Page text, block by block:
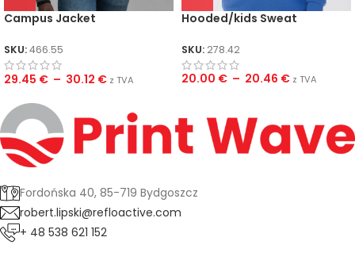
Campus Jacket
SKU:466.55
29.45 € – 30.12 € z TVA
Hooded/kids Sweat
SKU: 278.42
20.00 € – 20.46 € z TVA
Fordońska 40, 85-719 Bydgoszcz
robert.lipski@refloactive.com
+ 48 538 621 152